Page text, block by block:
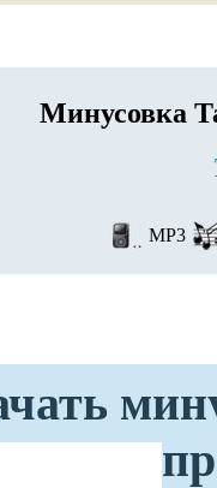
Минусовка
MP3